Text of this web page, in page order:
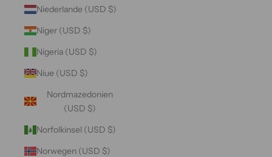
Niederlande (USD $)
Niger (USD $)
Nigeria (USD $)
Niue (USD $)
Nordmazedonien
(USD $)
Norfolkinsel (USD $)
Norwegen (USD $)